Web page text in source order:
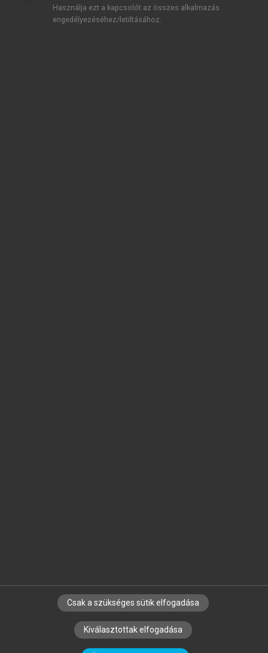
SZERZŐKNEK CÉGEKNEK KÖNYVTÁROSOKNAK
SZERKESZTÉSI ÉS LEKTORÁLÁSI ALAPELVEK
Használja ezt a kapcsolót az összes alkalmazás
engedélyezéséhez/letiltásához.
Csak a szükséges sütik elfogadása
Kiválasztottak elfogadása